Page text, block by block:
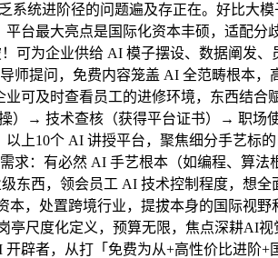
统进阶径的问题遍及存正在。好比大
台最大亮点是国际化资本丰硕，适配分
可为企业供给 AI 模子摆设、数据阐发
提问，免费内容笼盖 AI 全范畴根本
可及时查看员工的进修环境，东西结
）→ 技术查核（获得平台证书）→ 职场
上10个 AI 讲授平台，聚焦细分手艺标
：有必然 AI 手艺根本（如编程、算
西，领会员工 AI 技术控制程度，想全
，处置跨境行业，提拔本身的国际视
尺度化定义，预算无限，焦点深耕AI
辟者，从打「免费为从+高性价比进阶